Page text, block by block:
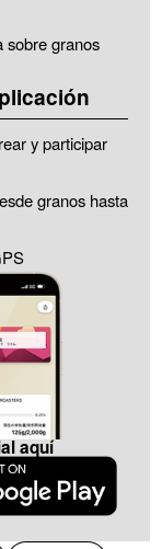
sobre granos
y participar
granos hasta
aquí